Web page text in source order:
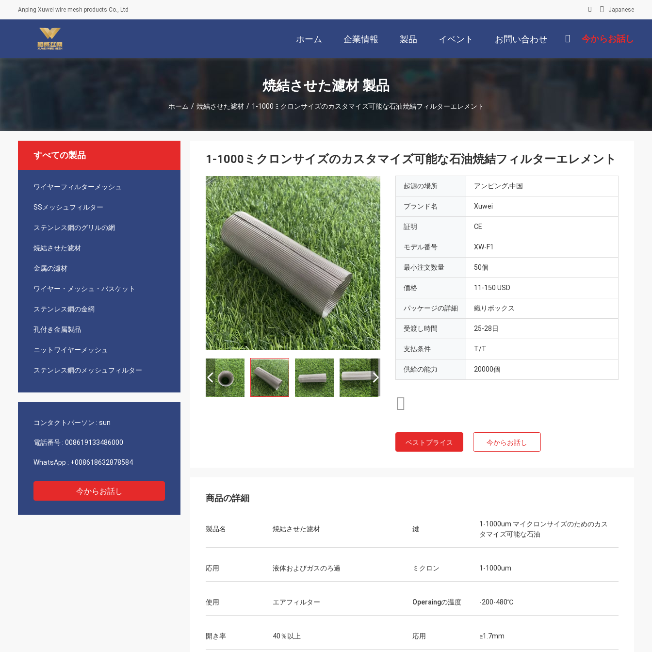
Anping Xuwei wire mesh products Co., Ltd Japanese
ホーム 企業情報 製品 イベント お問い合わせ 今からお話し
焼結させた濾材 製品
ホーム / 焼結させた濾材 / 1-1000ミクロンサイズのカスタマイズ可能な石油焼結フィルターエレメント
すべての製品
ワイヤーフィルターメッシュ
SSメッシュフィルター
ステンレス鋼のグリルの網
焼結させた濾材
金属の濾材
ワイヤー・メッシュ・バスケット
ステンレス鋼の金網
孔付き金属製品
ニットワイヤーメッシュ
ステンレス鋼のメッシュフィルター
コンタクトパーソン : sun
電話番号 : 008619133486000
WhatsApp : +008618632878584
今からお話し
1-1000ミクロンサイズのカスタマイズ可能な石油焼結フィルターエレメント
起源の場所 アンピング,中国
ブランド名 Xuwei
証明 CE
モデル番号 XW-F1
最小注文数量 50個
価格 11-150 USD
パッケージの詳細 織りボックス
受渡し時間 25-28日
支払条件 T/T
供給の能力 20000個
ベストプライス 今からお話し
商品の詳細
製品名 焼結させた濾材 鍵
1-1000um マイクロンサイズのためのカス
タマイズ可能な石油
応用 液体およびガスのろ過 ミクロン 1-1000um
使用 エアフィルター Operaingの温度 -200-480℃
開き率 40％以上 応用 ≥1.7mm